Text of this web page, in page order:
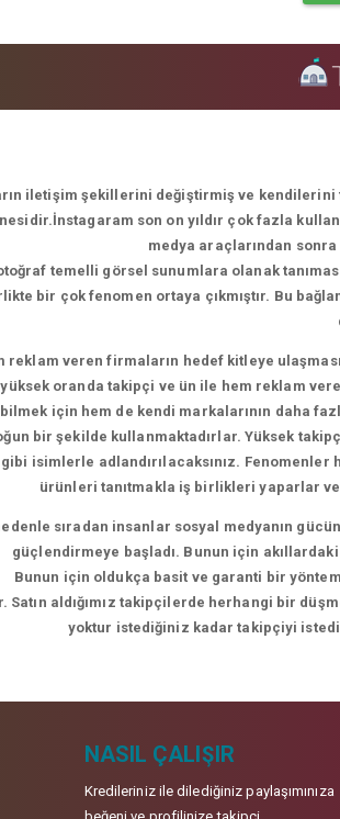
iletişim şekillerini değiştirmiş ve
son on yıldır çok fazla
medya araçlarından
temelli görsel sunumlara olanak
bir çok fenomen ortaya çıkmıştır. Bu
reklam veren firmaların hedef kitleye
yüksek oranda takipçi ve ün ile hem reklam
için hem de kendi markalarının daha
bir şekilde kullanmaktadırlar. Yüksek
gibi isimlerle adlandırılacaksınız. Fenomenler
ürünleri tanıtmakla iş birlikleri yaparlar
sıradan insanlar sosyal medyanın
güçlendirmeye başladı. Bunun için
Bunun için oldukça basit ve garanti bir
aldığımız takipçilerde herhangi bir
yoktur istediğiniz kadar takipçiyi
NASIL ÇALIŞIR
Kredileriniz ile dilediğiniz paylaşımınıza